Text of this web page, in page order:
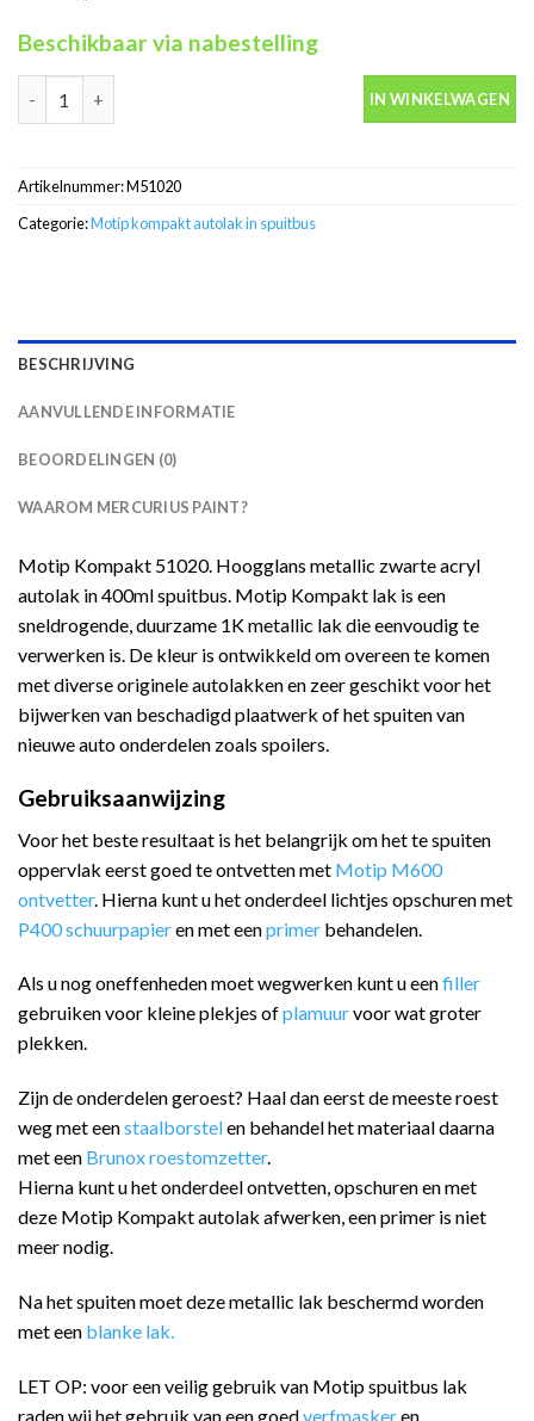
Beschikbaar via nabestelling
Motip Kompakt 51020 zwart metallic autolak in spuitbus 400ml
IN WINKELWAGEN
Artikelnummer:M51020
Categorie:Motip kompakt autolak in spuitbus
BESCHRIJVING
AANVULLENDE INFORMATIE
BEOORDELINGEN (0)
WAAROM MERCURIUS PAINT?
Motip Kompakt 51020. Hoogglans metallic zwarte acryl
autolak in 400ml spuitbus. Motip Kompakt lak is een
sneldrogende, duurzame 1K metallic lak die eenvoudig te
verwerken is. De kleur is ontwikkeld om overeen te komen
met diverse originele autolakken en zeer geschikt voor het
bijwerken van beschadigd plaatwerk of het spuiten van
nieuwe auto onderdelen zoals spoilers.
Gebruiksaanwijzing
Voor het beste resultaat is het belangrijk om het te spuiten
oppervlak eerst goed te ontvetten met Motip M600
ontvetter. Hierna kunt u het onderdeel lichtjes opschuren met
P400 schuurpapieren met eenprimer behandelen.
Als u nog oneffenheden moet wegwerken kunt u eenfiller
gebruiken voor kleine plekjes ofplamuurvoor wat groter
plekken.
Zijn de onderdelen geroest? Haal dan eerst de meeste roest
weg met eenstaalborstelen behandel het materiaal daarna
met een Brunox roestomzetter.
Hierna kunt u het onderdeel ontvetten, opschuren en met
deze Motip Kompakt autolak afwerken, een primer is niet
meer nodig.
Na het spuiten moet deze metallic lak beschermd worden
met een blanke lak.
LET OP: voor een veilig gebruik van Motip spuitbus lak
raden wij het gebruik van een goedverfmaskeren